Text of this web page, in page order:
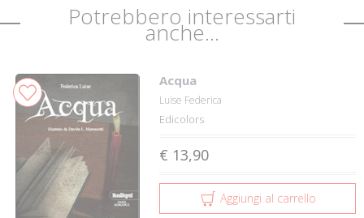
Potrebbero interessarti
anche...
Acqua
Luise Federica
Edicolors
€ 13,90
Aggiungi al carrello